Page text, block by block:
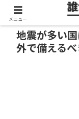
地震が多い
外で備える
メニュー